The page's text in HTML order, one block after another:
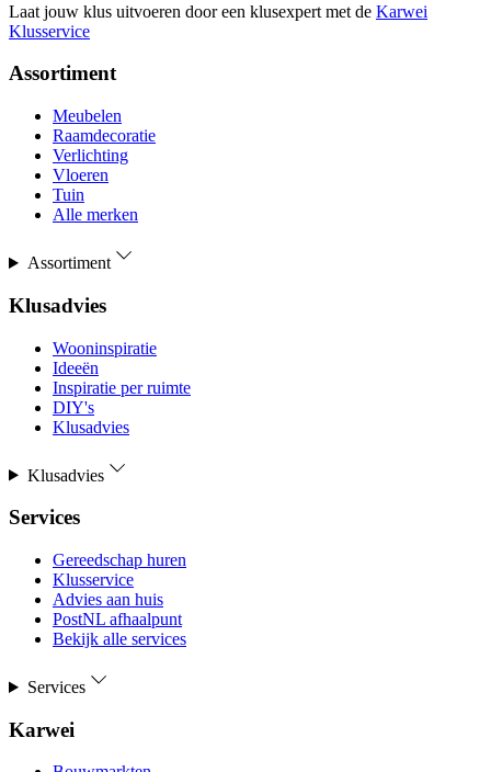
Laat jouw klus uitvoeren door een klusexpert met de Karwei
Klusservice
Assortiment
Meubelen
Raamdecoratie
Verlichting
Vloeren
Tuin
Alle merken
Assortiment
Klusadvies
Wooninspiratie
Ideeën
Inspiratie per ruimte
DIY's
Klusadvies
Klusadvies
Services
Gereedschap huren
Klusservice
Advies aan huis
PostNL afhaalpunt
Bekijk alle services
Services
Karwei